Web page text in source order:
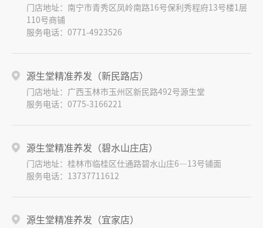
门店地址：南宁市青秀区凤岭南路16号保利秀程府13号楼1层
110号商铺
服务电话：0771-4923526
源生堂精准养发（新民路店）
门店地址：广西玉林市玉州区新民路492号源生堂
服务电话：0775-3166221
源生堂精准养发（碧水山庄店）
门店地址：桂林市临桂区仕通路碧水山庄6—13号铺面
服务电话：13737711612
源生堂精准养发（宜家店）